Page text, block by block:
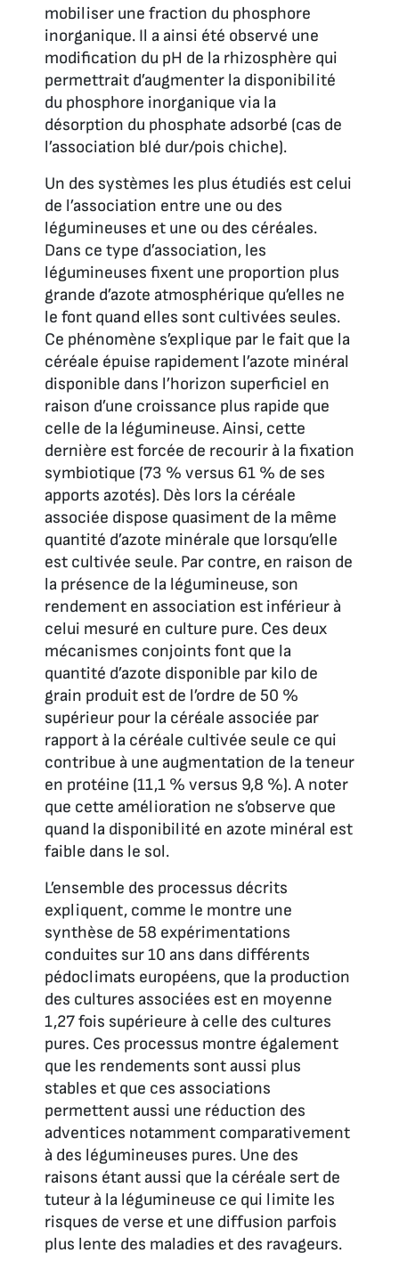
mobiliser une fraction du phosphore
inorganique. Il a ainsi été observé une
modification du pH de la rhizosphère qui
permettrait d’augmenter la disponibilité
du phosphore inorganique via la
désorption du phosphate adsorbé (cas de
l’association blé dur/pois chiche).
Un des systèmes les plus étudiés est celui
de l’association entre une ou des
légumineuses et une ou des céréales.
Dans ce type d’association, les
légumineuses fixent une proportion plus
grande d’azote atmosphérique qu’elles ne
le font quand elles sont cultivées seules.
Ce phénomène s’explique par le fait que la
céréale épuise rapidement l’azote minéral
disponible dans l’horizon superficiel en
raison d’une croissance plus rapide que
celle de la légumineuse. Ainsi, cette
dernière est forcée de recourir à la fixation
symbiotique (73 % versus 61 % de ses
apports azotés). Dès lors la céréale
associée dispose quasiment de la même
quantité d’azote minérale que lorsqu’elle
est cultivée seule. Par contre, en raison de
la présence de la légumineuse, son
rendement en association est inférieur à
celui mesuré en culture pure. Ces deux
mécanismes conjoints font que la
quantité d’azote disponible par kilo de
grain produit est de l’ordre de 50 %
supérieur pour la céréale associée par
rapport à la céréale cultivée seule ce qui
contribue à une augmentation de la teneur
en protéine (11,1 % versus 9,8 %). A noter
que cette amélioration ne s’observe que
quand la disponibilité en azote minéral est
faible dans le sol.
L’ensemble des processus décrits
expliquent, comme le montre une
synthèse de 58 expérimentations
conduites sur 10 ans dans différents
pédoclimats européens, que la production
des cultures associées est en moyenne
1,27 fois supérieure à celle des cultures
pures. Ces processus montre également
que les rendements sont aussi plus
stables et que ces associations
permettent aussi une réduction des
adventices notamment comparativement
à des légumineuses pures. Une des
raisons étant aussi que la céréale sert de
tuteur à la légumineuse ce qui limite les
risques de verse et une diffusion parfois
plus lente des maladies et des ravageurs.